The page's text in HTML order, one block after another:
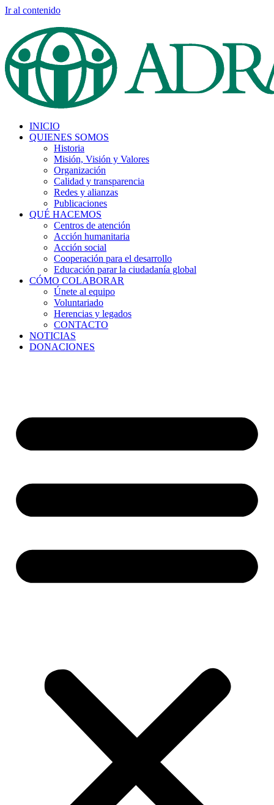
Ir al contenido
INICIO
QUIENES SOMOS
Historia
Misión, Visión y Valores
Organización
Calidad y transparencia
Redes y alianzas
Publicaciones
QUÉ HACEMOS
Centros de atención
Acción humanitaria
Acción social
Cooperación para el desarrollo
Educación parar la ciudadanía global
CÓMO COLABORAR
Únete al equipo
Voluntariado
Herencias y legados
CONTACTO
NOTICIAS
DONACIONES